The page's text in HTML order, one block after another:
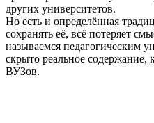
других университетов.
Но есть и определённая
сохранять её, всё потеряет
называемся педагогическим
скрыто реальное содержание,
ВУЗов.